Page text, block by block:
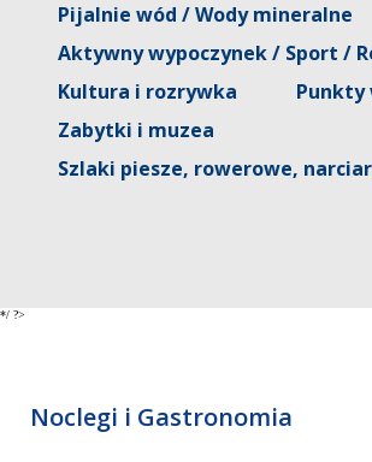
Pijalnie wód / Wody mineralne
Aktywny wypoczynek / Sport /
Kultura i rozrywka
Punkty
Zabytki i muzea
Szlaki piesze, rowerowe,
*/ ?>
Noclegi i Gastronomia